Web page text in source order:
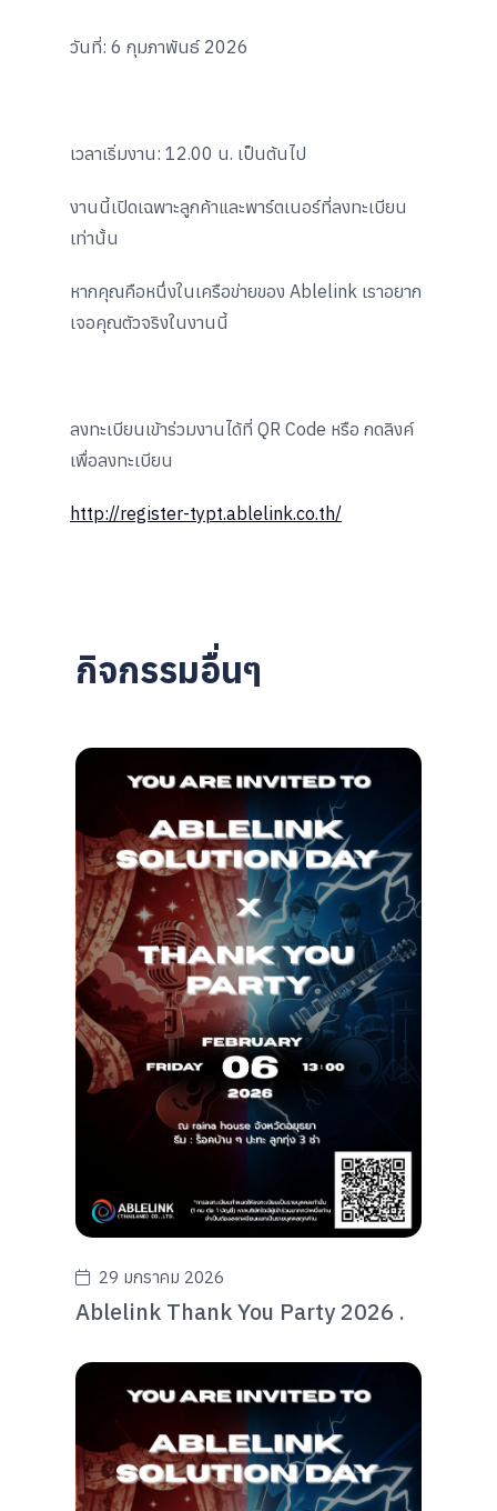
วันที่: 6 กุมภาพันธ์ 2026
เวลาเริ่มงาน: 12.00 น. เป็นต้นไป
งานนี้เปิดเฉพาะลูกค้าและพาร์ตเนอร์ที่ลงทะเบียน
เท่านั้น
หากคุณคือหนึ่งในเครือข่ายของ Ablelink เราอยาก
เจอคุณตัวจริงในงานนี้
ลงทะเบียนเข้าร่วมงานได้ที่ QR Code หรือ กดลิงค์
เพื่อลงทะเบียน
http://register-typt.ablelink.co.th/
กิจกรรมอื่นๆ
29 มกราคม 2026
Ablelink Thank You Party 2026 .